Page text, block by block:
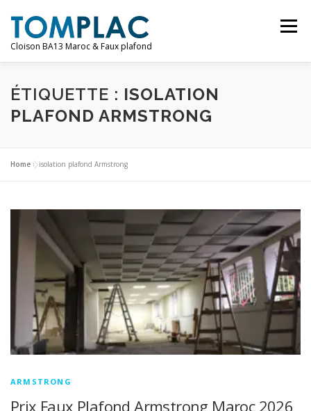
contenu
Cloison BA13 Maroc & Faux plafond
Menu
AMÉNAGEMENT SERVICES PRODUIT
ÉTIQUETTE : ISOLATION
PLAFOND ARMSTRONG
Home »isolation plafond Armstrong
ARMSTRONG
Prix Faux Plafond Armstrong Maroc 2026